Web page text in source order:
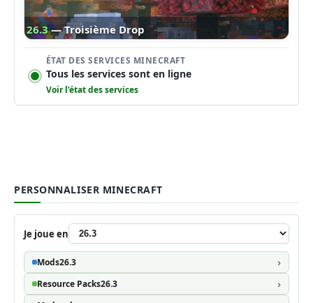
26.3 — Troisième Drop
ÉTAT DES SERVICES MINECRAFT
Tous les services sont en ligne
Voir l’état des services
PERSONNALISER MINECRAFT
Je joue en
Mods26.3
Resource Packs26.3